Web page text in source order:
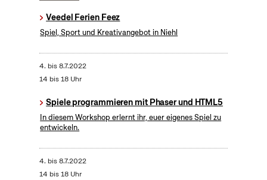
Veedel Ferien Feez
Spiel, Sport und Kreativangebot in Niehl
4. bis8.7.2022
14 bis 18 Uhr
Spiele programmieren mit Phaser und HTML5
In diesem Workshop erlernt ihr, euer eigenes Spiel zu
entwickeln.
4. bis8.7.2022
14 bis 18 Uhr